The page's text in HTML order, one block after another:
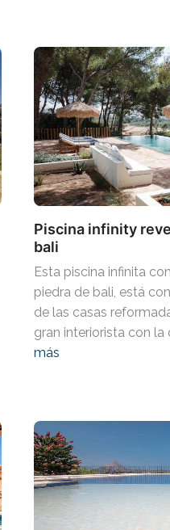
Piscina infinity
bali
Esta piscina infinita
piedra de bali, está
de las casas
gran interiorista con la
más